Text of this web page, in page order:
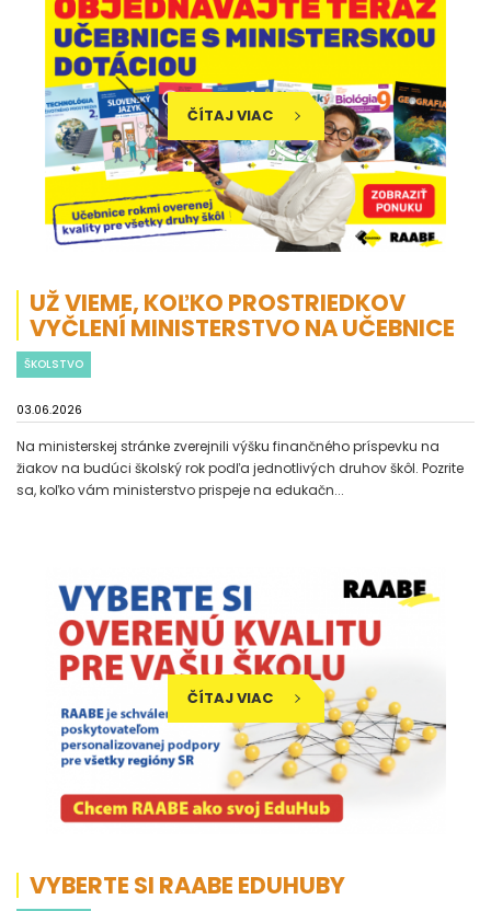
ČÍTAJ VIAC
UŽ VIEME, KOĽKO PROSTRIEDKOV
VYČLENÍ MINISTERSTVO NA UČEBNICE
ŠKOLSTVO
03.06.2026
Na ministerskej stránke zverejnili výšku finančného príspevku na
žiakov na budúci školský rok podľa jednotlivých druhov škôl. Pozrite
sa, koľko vám ministerstvo prispeje na edukačn...
ČÍTAJ VIAC
VYBERTE SI RAABE EDUHUBY